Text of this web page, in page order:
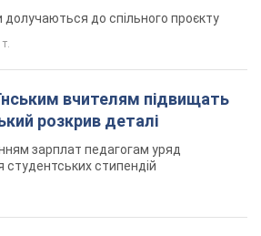
долучаються до спільного проєкту
вчителям підвищать
розкрив деталі
зарплат педагогам уряд
студентських стипендій